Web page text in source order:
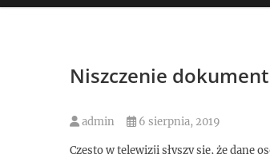
Niszczenie
admin 6 sierpnia, 2019
Często w telewizji słyszy się, że dane